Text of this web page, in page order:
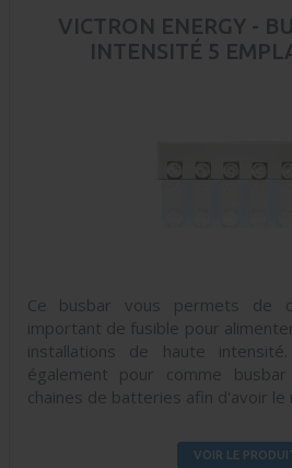
VICTRON ENERGY -
INTENSITÉ 5
Ce busbar vous permets de
important de fusible pour
installations de haute
également pour comme
chaines de batteries afin d'avoir le
VOIR LE